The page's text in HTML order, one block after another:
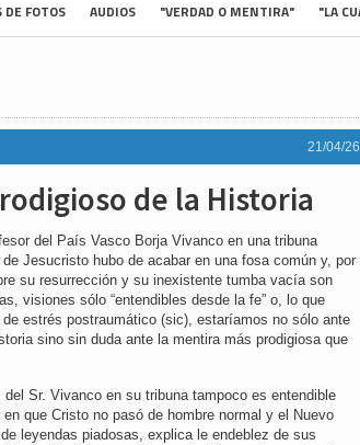
DE FOTOS AUDIOS "VERDAD O MENTIRA" "LA
21/04/26
de la Historia
del País Vasco Borja Vivanco en una tribuna
Jesucristo hubo de acabar en una fosa común y, por
su resurrección y su inexistente tumba vacía son
visiones sólo “entendibles desde la fe” o, lo que
estrés postraumático (sic), estaríamos no sólo ante
sino sin duda ante la mentira más prodigiosa que
Sr. Vivanco en su tribuna tampoco es entendible
que Cristo no pasó de hombre normal y el Nuevo
leyendas piadosas, explica le endeblez de sus